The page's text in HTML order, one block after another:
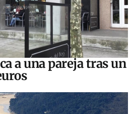
a una pareja tras un